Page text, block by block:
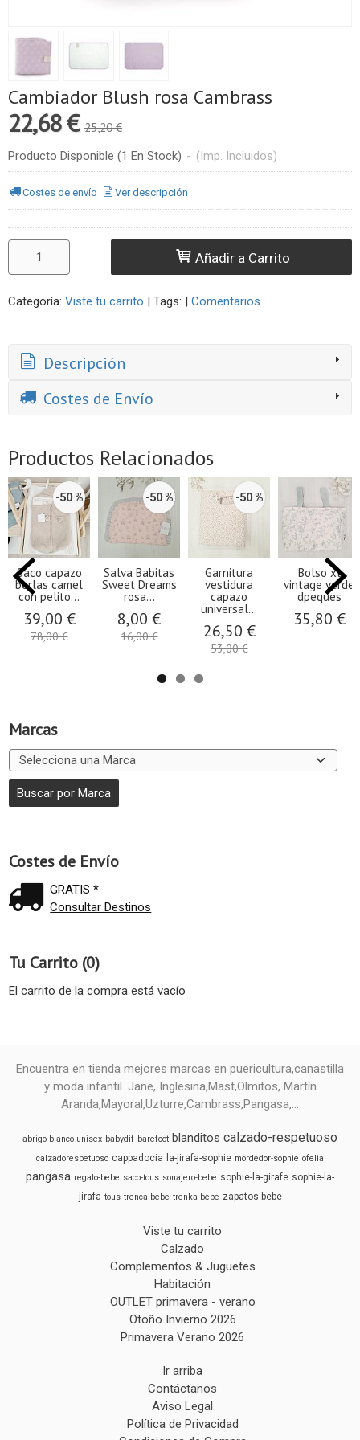
Marcas
Costes de Envío
GRATIS *
Consultar Destinos
Tu Carrito (0)
El carrito de la compra está vacío
Cambiador Blush rosa Cambrass
22,68 € 25,20 €
Producto Disponible (1 En Stock) - (Imp. Incluidos)
Costes de envío Ver descripción
Añadir a Carrito
Categoría: Viste tu carrito | Tags: | Comentarios
Descripción
Costes de Envío
Productos Relacionados
-50 %
Saco capazo
borlas camel
con pelito...
39,00 €
78,00 €
-50 %
Salva Babitas
Sweet Dreams
rosa...
8,00 €
16,00 €
-50 %
Garnitura
vestidura
capazo
universal...
26,50 €
53,00 €
Bolso xl
vintage verde
dpeques
35,80 €
Encuentra en tienda mejores marcas en puericultura,canastilla
y moda infantil. Jane, Inglesina,Mast,Olmitos, Martín
Aranda,Mayoral,Uzturre,Cambrass,Pangasa,...
abrigo-blanco-unisex babydif barefoot blanditos calzado-respetuoso
calzadorespetuoso cappadocia la-jirafa-sophie mordedor-sophie ofelia
pangasa regalo-bebe saco-tous sonajero-bebe sophie-la-girafe sophie-la-
jirafa tous trenca-bebe trenka-bebe zapatos-bebe
Viste tu carrito
Calzado
Complementos & Juguetes
Habitación
OUTLET primavera - verano
Otoño Invierno 2026
Primavera Verano 2026
Ir arriba
Contáctanos
Aviso Legal
Política de Privacidad